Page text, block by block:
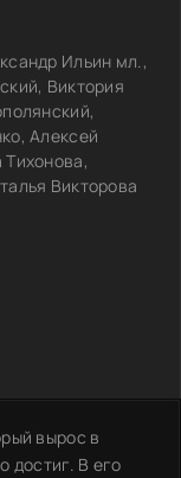
Ильин мл.,
Виктория
Алексей
Викторова
вырос в
достиг. В его